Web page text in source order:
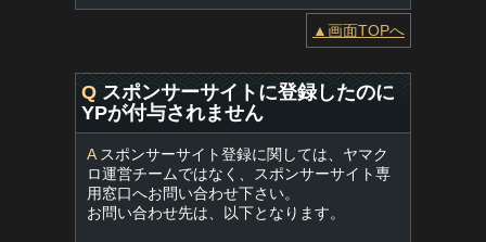
▲画面TOPへ
Q スポンサーサイトに登録したのに
YPが付与されません
Aスポンサーサイト登録に関しては、ヤマク
ロ運営チームではなく、スポンサーサイト専
用窓口へお問い合わせ下さい。
お問い合わせ先は、以下となります。